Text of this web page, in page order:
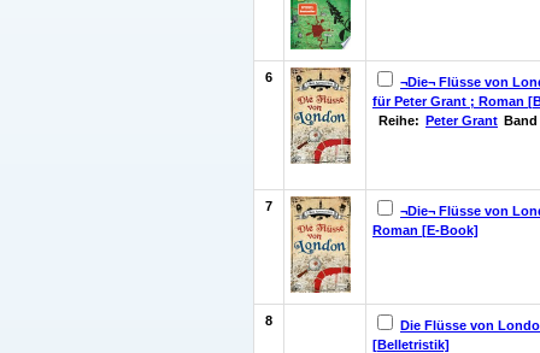
6
¬Die¬ Flüsse von
für Peter Grant ; Roman
Reihe: Peter Grant Band
7
¬Die¬ Flüsse von
Roman [E-Book]
8
Die Flüsse von
[Belletristik]